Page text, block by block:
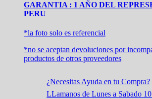
GARANTIA : 1 AÑO DEL
PERU
*la foto solo es referencial
*no se aceptan devoluciones por
productos de otros proveedores
¿Necesitas Ayuda en tu Compra?
LLamanos de Lunes a Sabado